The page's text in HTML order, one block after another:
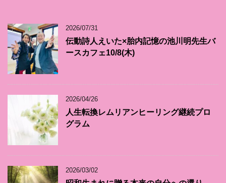
2026/07/31
伝動詩人えいた×胎内記憶の池川明先生バ
ースカフェ10/8(木)
2026/04/26
人生転換レムリアンヒーリング継続プロ
グラム
2026/03/02